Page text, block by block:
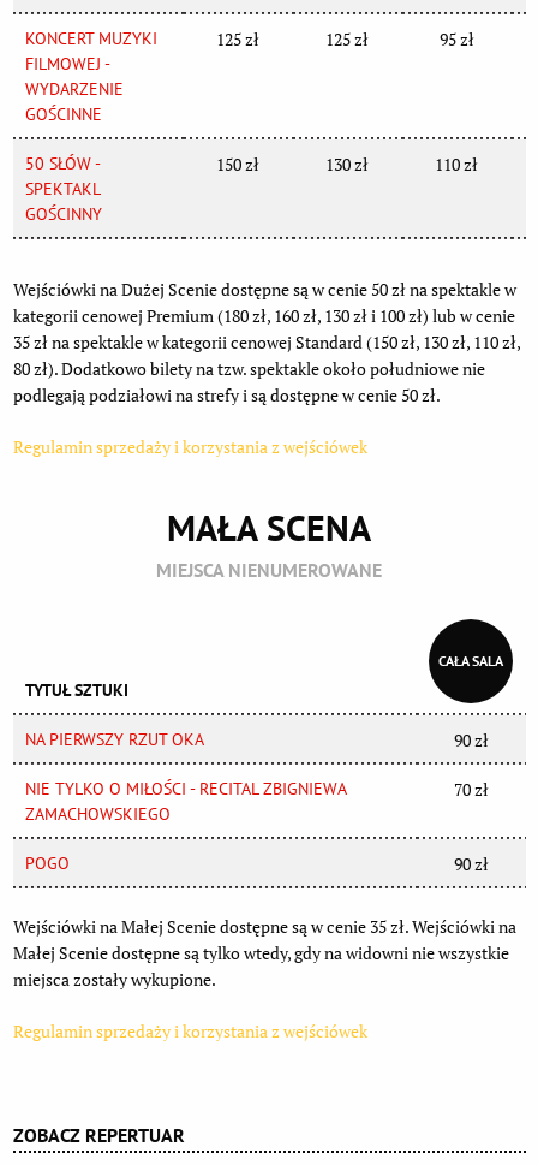
ZOBACZ REPERTUAR
KONCERT MUZYKI
FILMOWEJ -
WYDARZENIE
GOŚCINNE
125 zł 125 zł 95 zł
50 SŁÓW -
SPEKTAKL
GOŚCINNY
150 zł 130 zł 110 zł
Wejściówki na Dużej Scenie dostępne są w cenie 50 zł na spektakle w
kategorii cenowej Premium (180 zł, 160 zł, 130 zł i 100 zł) lub w cenie
35 zł na spektakle w kategorii cenowej Standard (150 zł, 130 zł, 110 zł,
80 zł). Dodatkowo bilety na tzw. spektakle około południowe nie
podlegają podziałowi na strefy i są dostępne w cenie 50 zł.
Regulamin sprzedaży i korzystania z wejściówek
MAŁA SCENA
MIEJSCA NIENUMEROWANE
TYTUŁ SZTUKI
CAŁA SALA
NA PIERWSZY RZUT OKA 90 zł
NIE TYLKO O MIŁOŚCI - RECITAL ZBIGNIEWA
ZAMACHOWSKIEGO
70 zł
POGO 90 zł
Wejściówki na Małej Scenie dostępne są w cenie 35 zł. Wejściówki na
Małej Scenie dostępne są tylko wtedy, gdy na widowni nie wszystkie
miejsca zostały wykupione.
Regulamin sprzedaży i korzystania z wejściówek